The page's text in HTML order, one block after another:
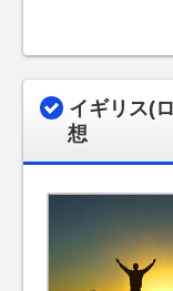
イギリス(
想